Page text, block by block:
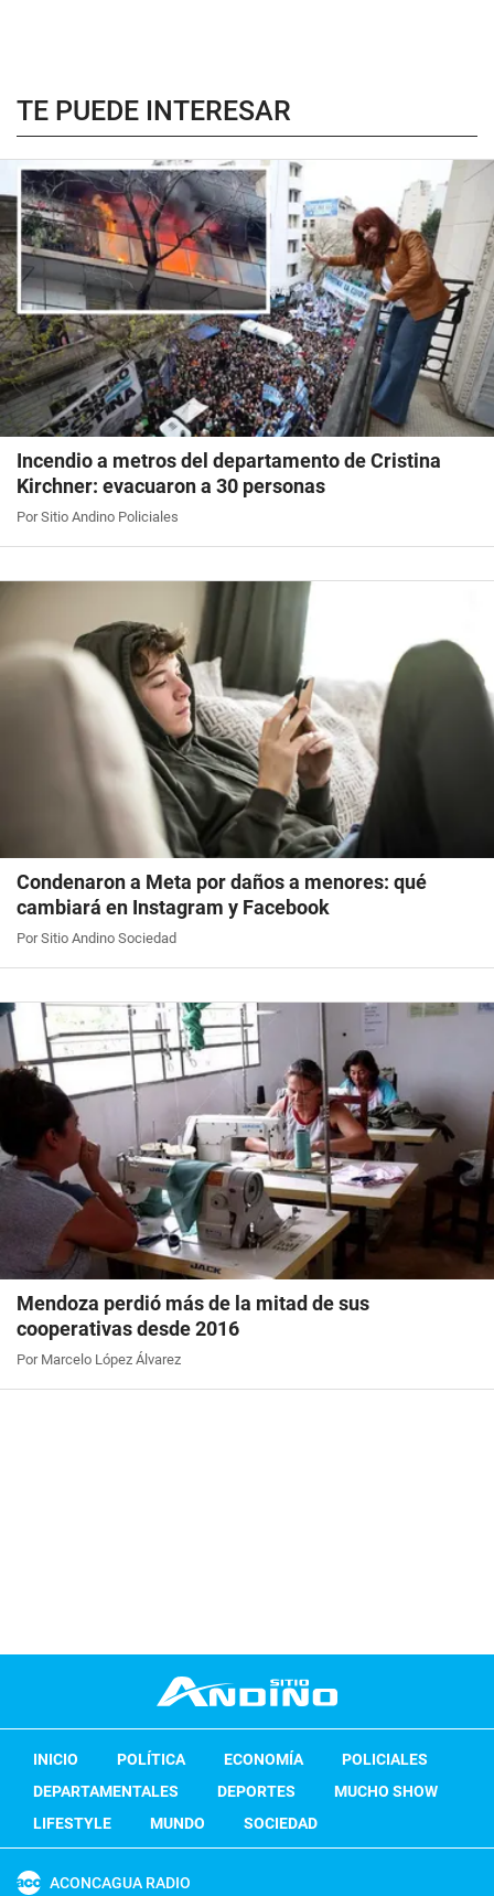
TE PUEDE INTERESAR
Incendio a metros del departamento de Cristina
Kirchner: evacuaron a 30 personas
Por Sitio Andino Policiales
Condenaron a Meta por daños a menores: qué
cambiará en Instagram y Facebook
Por Sitio Andino Sociedad
Mendoza perdió más de la mitad de sus
cooperativas desde 2016
Por Marcelo López Álvarez
INICIO POLÍTICA ECONOMÍA
POLICIALES
DEPARTAMENTALES
DEPORTES
MUCHO SHOW
LIFESTYLE
MUNDO SOCIEDAD
ACONCAGUA RADIO